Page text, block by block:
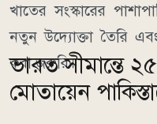
খাতের সংস্কারের
নতুন উদ্যোক্তা তৈরি এবং
করা জরুরি।
ভারত সীমান্তে
মোতায়েন